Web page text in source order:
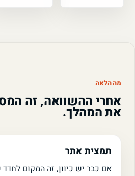
מה הלאה
אחרי ההשוואה, זה
את המהלך.
תמצית אתר
אם כבר יש כיוון, זה המקום